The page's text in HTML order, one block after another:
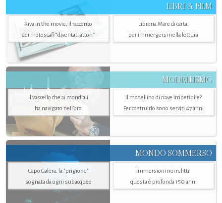
LIBRI & FILM
Riva in the movie, il racconto
dei motoscafi “diventati attori”
Libreria Mare di carta,
per immergersi nella lettura
MODELLISMO
Il vascello che ai mondiali
ha navigato nell’oro
Il modellino di nave irripetibile?
Per costruirlo sono serviti 47 anni
MONDO SOMMERSO
Capo Galera, la "prigione"
sognata da ogni subacqueo
Immersioni nei relitti:
questa è profonda 150 anni